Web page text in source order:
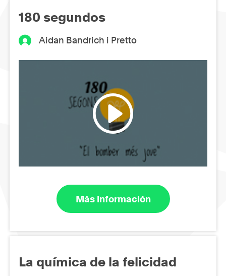
180 segundos
Aidan Bandrich i Pretto
Más información
La química de la felicidad